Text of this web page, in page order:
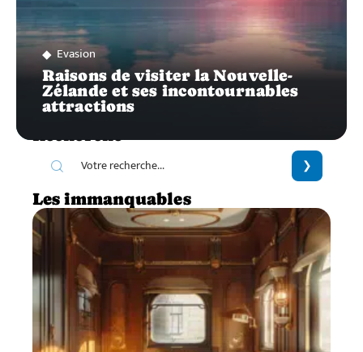
Evasion
Raisons de visiter la Nouvelle-
Zélande et ses incontournables
attractions
Recherche
Les immanquables